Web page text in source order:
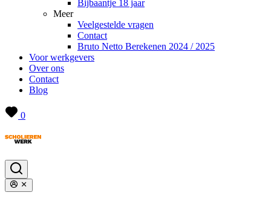
Bijbaantje 18 jaar
Meer
Veelgestelde vragen
Contact
Bruto Netto Berekenen 2024 / 2025
Voor werkgevers
Over ons
Contact
Blog
0